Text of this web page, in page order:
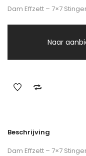
Dam Effzett – 7×7
Naar
Beschrijving
Dam Effzett – 7×7